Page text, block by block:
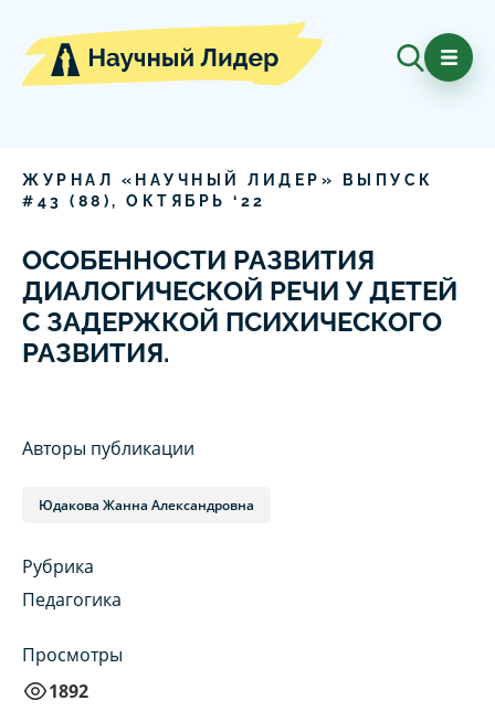
ЖУРНАЛ «НАУЧНЫЙ ЛИДЕР» ВЫПУСК
# 43 ( 88 ), ОКТЯБРЬ ‘ 22
ОСОБЕННОСТИ РАЗВИТИЯ
ДИАЛОГИЧЕСКОЙ РЕЧИ У ДЕТЕЙ
С ЗАДЕРЖКОЙ ПСИХИЧЕСКОГО
РАЗВИТИЯ.
Авторы публикации
Юдакова Жанна Александровна
Рубрика
Педагогика
Просмотры
1892